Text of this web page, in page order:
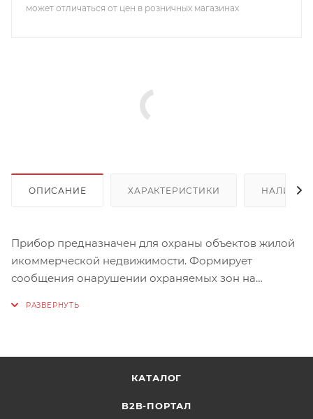
может отличаться от цен в розничных магазинах
ОПИСАНИЕ ХАРАКТЕРИСТИКИ НАЛИЧИЕ
Прибор предназначен для охраны объектов жилой
икоммерческой недвижимости. Формирует
сообщения онарушении охраняемых зон на
КАТАЛОГ
B2B-ПОРТАЛ